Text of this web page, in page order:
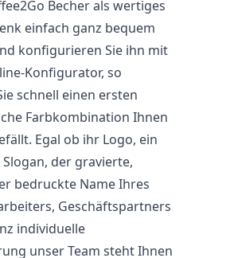
Becher als wertiges
einfach ganz bequem
konfigurieren Sie ihn mit
Konfigurator, so
schnell einen ersten
Farbkombination Ihnen
Egal ob ihr Logo, ein
der gravierte,
bedruckte Name Ihres
Geschäftspartners
individuelle
unser Team steht Ihnen